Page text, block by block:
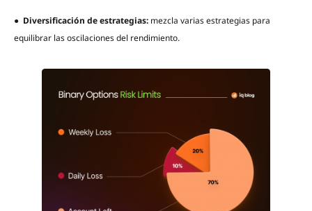
● Diversificación de estrategias: mezcla varias estrategias para
equilibrar las oscilaciones del rendimiento.